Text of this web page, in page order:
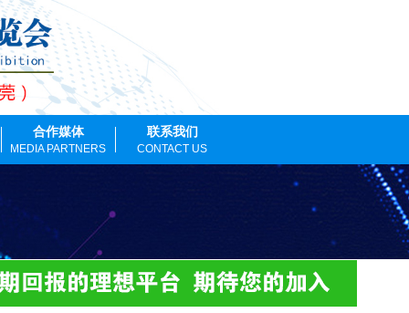
合作媒体
MEDIA PARTNERS
联系我们
CONTACT US